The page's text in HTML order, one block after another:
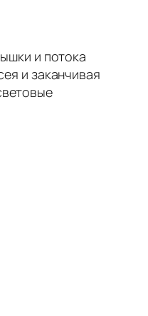
и потока
и заканчивая